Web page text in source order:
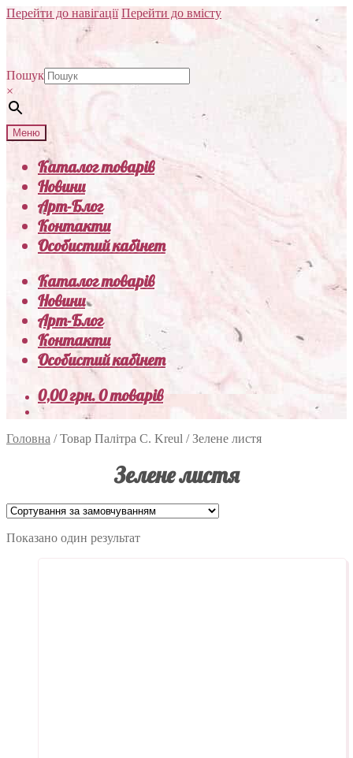
Перейти до навігації Перейти до вмісту
Пошук
×
Меню
Каталог товарів
Новини
Арт-Блог
Контакти
Особистий кабінет
Каталог товарів
Новини
Арт-Блог
Контакти
Особистий кабінет
0,00грн.0 товарів
Головна /Товар Палітра C. Kreul /Зелене листя
Зелене листя
Показано один результат